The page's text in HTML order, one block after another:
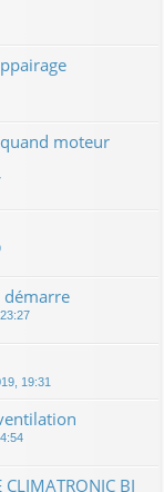
moteur
19:31
CLIMATRONIC BI